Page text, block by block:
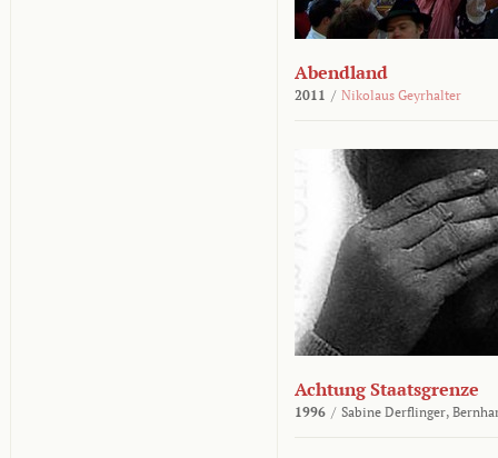
Abendland
2011 / Nikolaus Geyrhalter
Achtung Staatsgrenze
1996 / Sabine Derflinger,